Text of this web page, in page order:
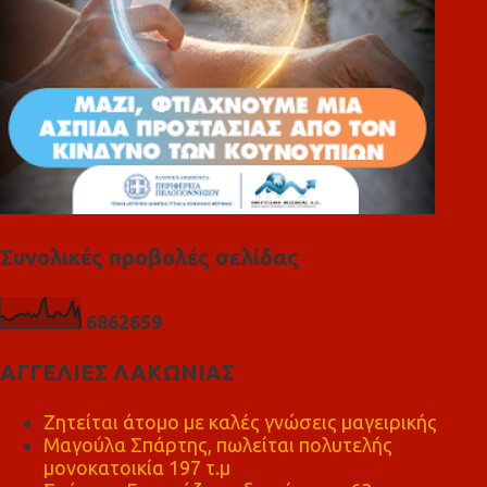
Συνολικές προβολές σελίδας
6862659
ΑΓΓΕΛΙΕΣ ΛΑΚΩΝΙΑΣ
Ζητείται άτομο με καλές γνώσεις μαγειρικής
Μαγούλα Σπάρτης, πωλείται πολυτελής
μονοκατοικία 197 τ.μ